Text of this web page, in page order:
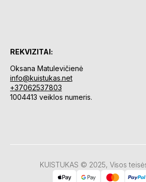
REKVIZITAI:
Oksana Matulevičienė
info@kuistukas.net
+37062537803
1004413 veiklos numeris.
KUISTUKAS © 2025, Visos